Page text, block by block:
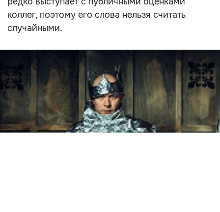
коллег, поэтому его слова нельзя считать
случайными.